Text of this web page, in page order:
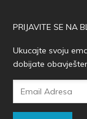
PRIJAVITE SE NA
Ukucajte svoju
dobijate